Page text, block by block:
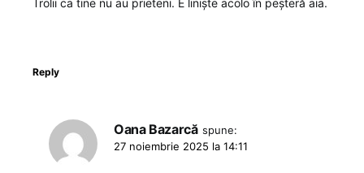
Trolii ca tine nu au prieteni. E liniște acolo în peșteră aia.
Reply
Oana Bazarcă spune:
27 noiembrie 2025 la 14:11